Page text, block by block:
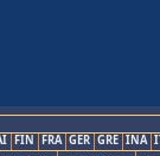
FIN FRA GER GRE INA